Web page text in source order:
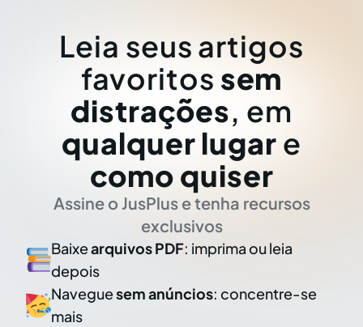
Leia seus artigos
favoritos sem
distrações, em
qualquer lugar e
como quiser
Assine o JusPlus e tenha recursos
exclusivos
Baixearquivos PDF: imprima ou leia
depois
Naveguesem anúncios: concentre-se
mais